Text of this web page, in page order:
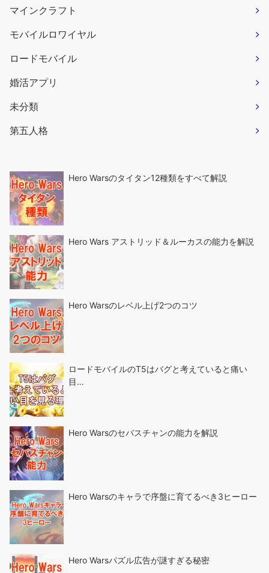
マインクラフト
モバイルロワイヤル
ロードモバイル
婚活アプリ
未分類
第五人格
Hero Warsのタイタン12種類をすべて解説
Hero Wars アストリッド＆ルーカスの能力を解説
Hero Warsのレベル上げ2つのコツ
ロードモバイルのT5はバグと考えていると痛い
目…
Hero Warsのセバスチャンの能力を解説
Hero Warsのキャラで序盤に育てるべき3ヒーロー
Hero Warsパズル広告が謎すぎる秘密